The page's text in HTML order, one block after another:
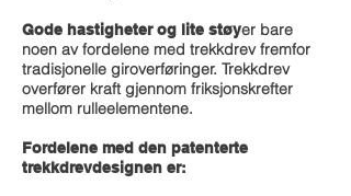
Gode hastigheter og lite støyer bare
noen av fordelene med trekkdrev fremfor
tradisjonelle giroverføringer. Trekkdrev
overfører kraft gjennom friksjonskrefter
mellom rulleelementene.
Fordelene med den patenterte
trekkdrevdesignen er: